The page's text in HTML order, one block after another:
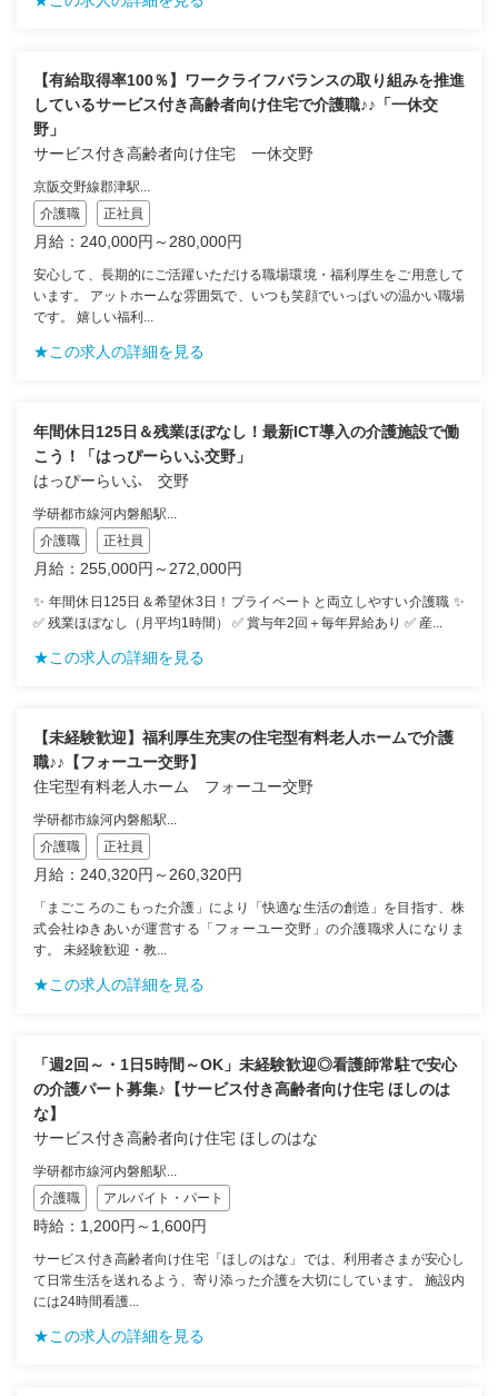
【有給取得率100％】ワークライフバランスの取り組みを推進
しているサービス付き高齢者向け住宅で介護職♪♪「一休交
野」
サービス付き高齢者向け住宅 一休交野
京阪交野線郡津駅...
介護職
正社員
月給：240,000円～280,000円
安心して、長期的にご活躍いただける職場環境・福利厚生をご用意して
います。 アットホームな雰囲気で、いつも笑顔でいっぱいの温かい職場
です。 嬉しい福利...
★この求人の詳細を見る
年間休日125日＆残業ほぼなし！最新ICT導入の介護施設で働
こう！「はっぴーらいふ交野」
はっぴーらいふ 交野
学研都市線河内磐船駅...
介護職
正社員
月給：255,000円～272,000円
✨ 年間休日125日＆希望休3日！プライベートと両立しやすい介護職 ✨
✅ 残業ほぼなし（月平均1時間） ✅ 賞与年2回＋毎年昇給あり ✅ 産...
★この求人の詳細を見る
【未経験歓迎】福利厚生充実の住宅型有料老人ホームで介護
職♪♪【フォーユー交野】
住宅型有料老人ホーム フォーユー交野
学研都市線河内磐船駅...
介護職
正社員
月給：240,320円～260,320円
「まごころのこもった介護」により「快適な生活の創造」を目指す、株
式会社ゆきあいが運営する「フォーユー交野」の介護職求人になりま
す。 未経験歓迎・教...
★この求人の詳細を見る
「週2回～・1日5時間～OK」未経験歓迎◎看護師常駐で安心
の介護パート募集♪【サービス付き高齢者向け住宅 ほしのは
な】
サービス付き高齢者向け住宅 ほしのはな
学研都市線河内磐船駅...
介護職
アルバイト・パート
時給：1,200円～1,600円
サービス付き高齢者向け住宅「ほしのはな」では、利用者さまが安心し
て日常生活を送れるよう、寄り添った介護を大切にしています。 施設内
には24時間看護...
★この求人の詳細を見る